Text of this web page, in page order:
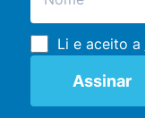
Li e aceito a